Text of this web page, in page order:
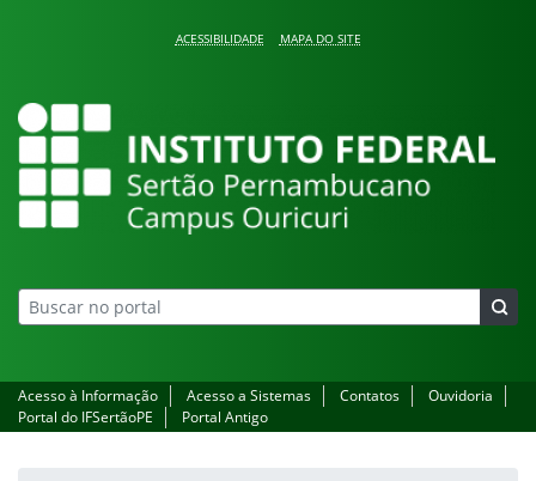
ACESSIBILIDADE MAPA DO SITE
Campus Ouricuri
Acesso à Informação Acesso a Sistemas Contatos
Ouvidoria
Portal do IFSertãoPE
Portal Antigo